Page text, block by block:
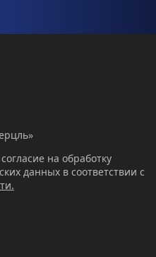
на обработку
данных в соответствии с